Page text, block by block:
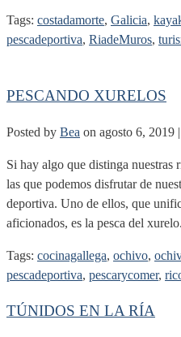
Tags: costadamorte, Galicia,
pescadeportiva, RiadeMuros,
PESCANDO XURELOS
Posted by Bea on agosto 6, 2019
Si hay algo que distinga nuestras
las que podemos disfrutar de
deportiva. Uno de ellos, que
aficionados, es la pesca del
Tags: cocinagallega, ochivo,
pescadeportiva, pescarycomer,
TÚNIDOS EN LA RÍA